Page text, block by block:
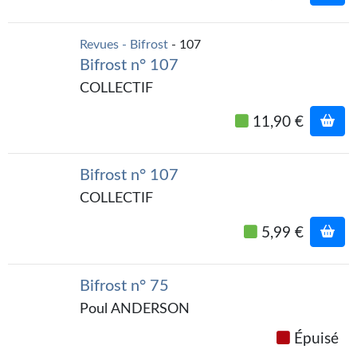
Tous les numéros
En numérique
Les critiques
Revues - Bifrost - 107
Bifrost n° 107
COLLECTIF
11,90 €
Bifrost n° 107
COLLECTIF
5,99 €
Bifrost n° 75
Poul ANDERSON
Épuisé